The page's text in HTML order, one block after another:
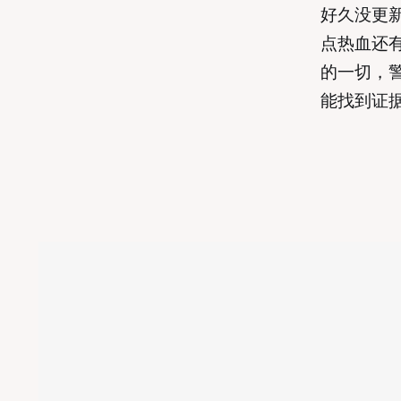
好久没更
点热血还
的一切，
能找到证